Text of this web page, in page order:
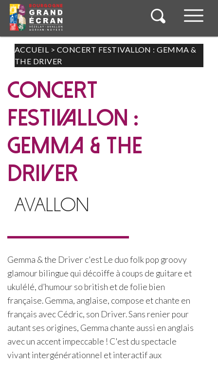
ACCUEIL > CONCERT FESTIVALLON : GEMMA &
THE DRIVER
CONCERT
FESTIVALLON :
GEMMA & THE
DRIVER
AVALLON
Gemma & the Driver c'est Le duo folk pop groovy
glamour bilingue qui décoiffe à coups de guitare et
ukulélé, d’humour so british et de folie bien
française. Gemma, anglaise, compose et chante en
français avec Cédric, son Driver. Sans renier pour
autant ses origines, Gemma chante aussi en anglais
avec un accent impeccable ! C'est du spectacle
vivant intergénérationnel et interactif aux